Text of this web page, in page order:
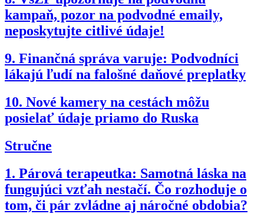
kampaň, pozor na podvodné emaily,
neposkytujte citlivé údaje!
9. Finančná správa varuje: Podvodníci
lákajú ľudí na falošné daňové preplatky
10. Nové kamery na cestách môžu
posielať údaje priamo do Ruska
Stručne
1. Párová terapeutka: Samotná láska na
fungujúci vzťah nestačí. Čo rozhoduje o
tom, či pár zvládne aj náročné obdobia?